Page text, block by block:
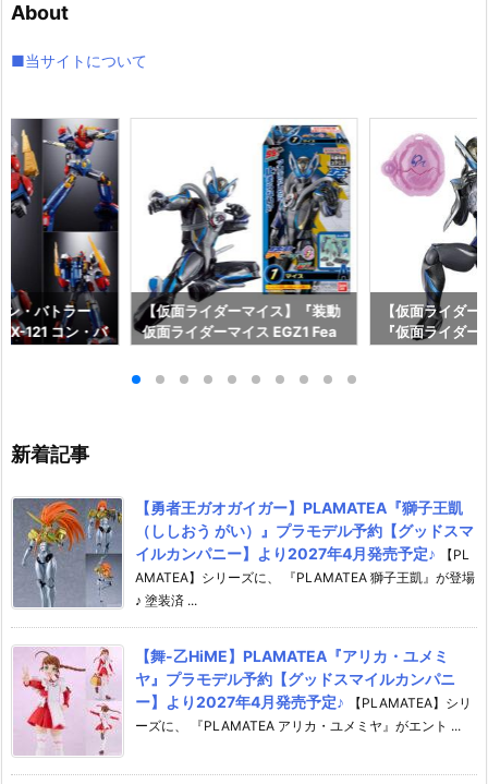
ブ
About
■当サイトについて
ン・バトラー
121 コン・バ
【仮面ライダーマイス】『装動
仮面ライダーマイス EGZ1 Fea
食玩フィギュア予約【バンダ
【仮面ライダ
『仮面ライダ
新着記事
【勇者王ガオガイガー】PLAMATEA『獅子王凱
（ししおう がい）』プラモデル予約【グッドスマ
イルカンパニー】より2027年4月発売予定♪
【PL
AMATEA】シリーズに、 『PLAMATEA 獅子王凱』が登場
♪ 塗装済 ...
【舞-乙HiME】PLAMATEA『アリカ・ユメミ
ヤ』プラモデル予約【グッドスマイルカンパニ
ー】より2027年4月発売予定♪
【PLAMATEA】シリ
ーズに、 『PLAMATEA アリカ・ユメミヤ』がエント ...